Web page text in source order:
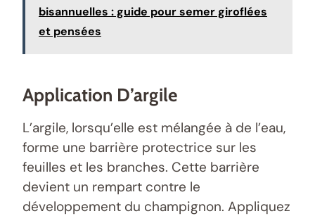
bisannuelles : guide pour semer giroflées
et pensées
Application D’argile
L’argile, lorsqu’elle est mélangée à de l’eau,
forme une barrière protectrice sur les
feuilles et les branches. Cette barrière
devient un rempart contre le
développement du champignon. Appliquez